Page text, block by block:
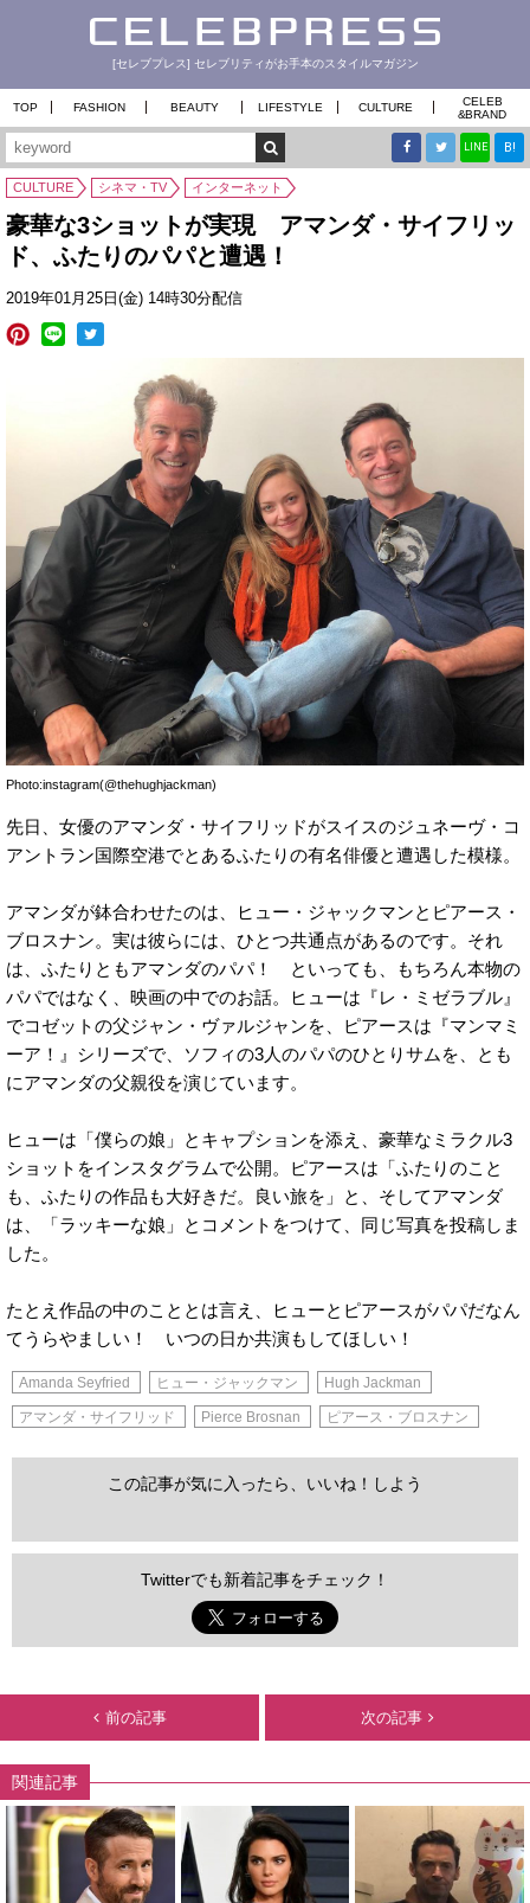
[セレブプレス] セレブリティがお手本のスタイルマガジン
TOP FASHION BEAUTY LIFESTYLE CULTURE
CELEB
&BRAND
LINE B!
CULTURE シネマ・TV インターネット
豪華な3ショットが実現 アマンダ・サイフリッ
ド、ふたりのパパと遭遇！
2019年01月25日(金) 14時30分配信
Photo:instagram(@thehughjackman)
先日、女優のアマンダ・サイフリッドがスイスのジュネーヴ・コ
アントラン国際空港でとあるふたりの有名俳優と遭遇した模様。
アマンダが鉢合わせたのは、ヒュー・ジャックマンとピアース・
ブロスナン。実は彼らには、ひとつ共通点があるのです。それ
は、ふたりともアマンダのパパ！ といっても、もちろん本物の
パパではなく、映画の中でのお話。ヒューは『レ・ミゼラブル』
でコゼットの父ジャン・ヴァルジャンを、ピアースは『マンマミ
ーア！』シリーズで、ソフィの3人のパパのひとりサムを、とも
にアマンダの父親役を演じています。
ヒューは「僕らの娘」とキャプションを添え、豪華なミラクル3
ショットをインスタグラムで公開。ピアースは「ふたりのこと
も、ふたりの作品も大好きだ。良い旅を」と、そしてアマンダ
は、「ラッキーな娘」とコメントをつけて、同じ写真を投稿しま
した。
たとえ作品の中のこととは言え、ヒューとピアースがパパだなん
てうらやましい！ いつの日か共演もしてほしい！
Amanda Seyfried ヒュー・ジャックマン Hugh Jackman
アマンダ・サイフリッド Pierce Brosnan ピアース・ブロスナン
この記事が気に入ったら、いいね！しよう
Twitterでも新着記事をチェック！
前の記事 次の記事
関連記事